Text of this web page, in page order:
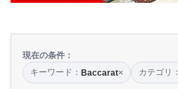
現在の条件：
キーワード： Baccarat× カテゴリ：